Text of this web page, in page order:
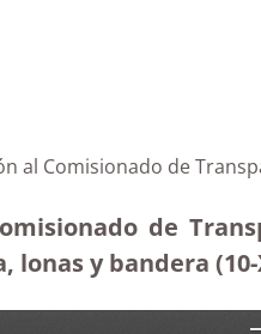
al Comisionado de
de
y bandera (10-